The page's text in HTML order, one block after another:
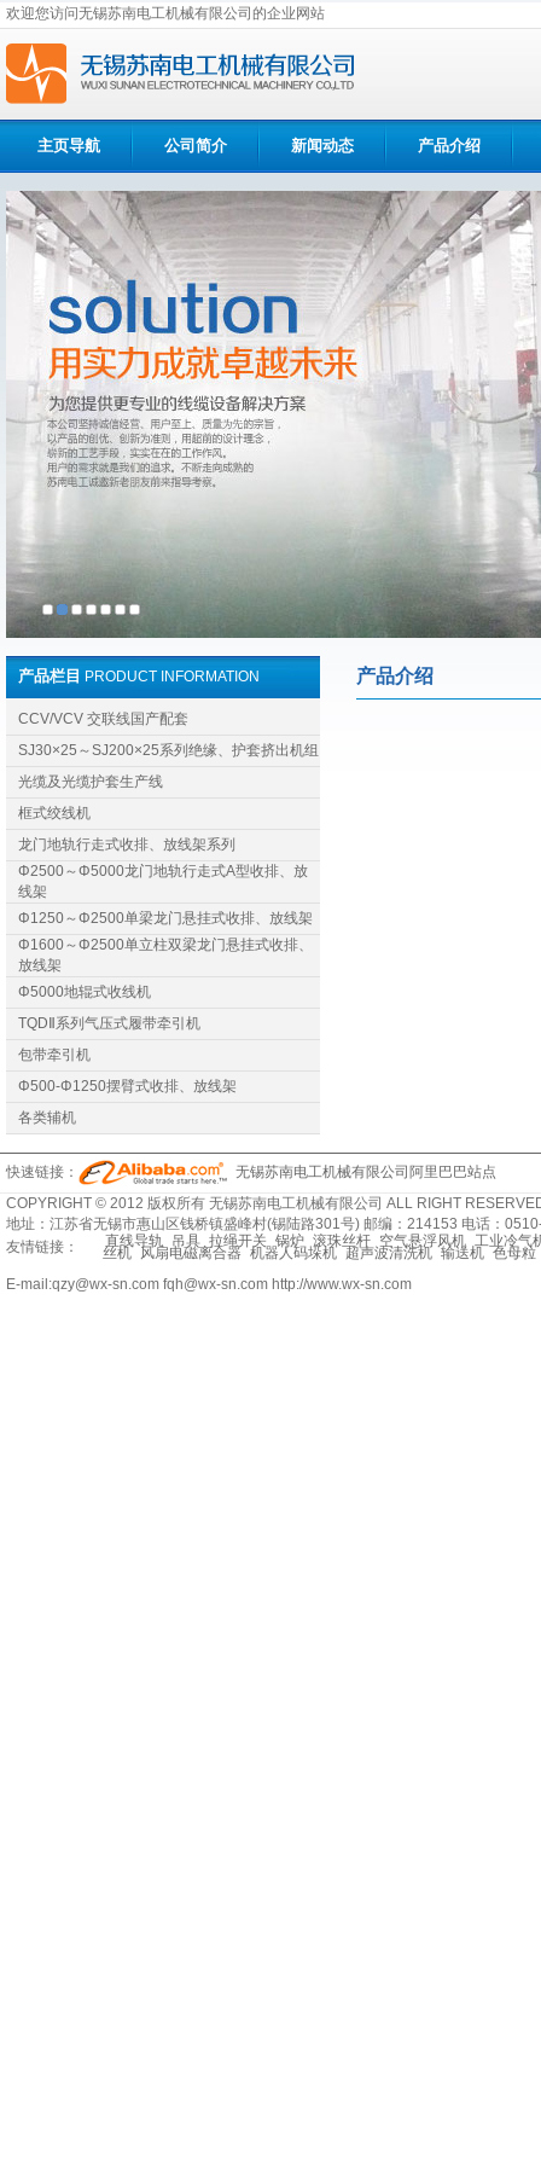
欢迎您访问无锡苏南电工机械有限公司的企业网站
主页导航 公司简介 新闻动态 产品介绍
产品栏目 PRODUCT INFORMATION
CCV/VCV 交联线国产配套
SJ30×25～SJ200×25系列绝缘、护套挤出机组
光缆及光缆护套生产线
框式绞线机
龙门地轨行走式收排、放线架系列
Φ2500～Φ5000龙门地轨行走式A型收排、放
线架
Φ1250～Φ2500单梁龙门悬挂式收排、放线架
Φ1600～Φ2500单立柱双梁龙门悬挂式收排、
放线架
Φ5000地辊式收线机
TQDⅡ系列气压式履带牵引机
包带牵引机
Φ500-Φ1250摆臂式收排、放线架
各类辅机
产品介绍
快速链接：
无锡苏南电工机械有限公司阿里巴巴站点
COPYRIGHT © 2012 版权所有 无锡苏南电工机械有限公司 ALL RIGHT
地址：江苏省无锡市惠山区钱桥镇盛峰村(锡陆路301号) 邮编：214153 电话：
友情链接：
直线导轨 吊具 拉绳开关 锅炉 滚珠丝杆 空气悬浮风机 工业冷气
丝机 风扇电磁离合器 机器人码垛机 超声波清洗机 输送机 色母粒
E-mail:qzy@wx-sn.com fqh@wx-sn.com http://www.wx-sn.com